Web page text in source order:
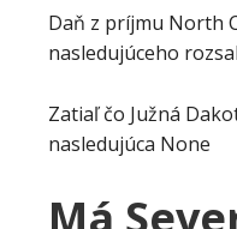
Daň z príjmu North
nasledujúceho
Zatiaľ čo Južná
nasledujúca None
Má